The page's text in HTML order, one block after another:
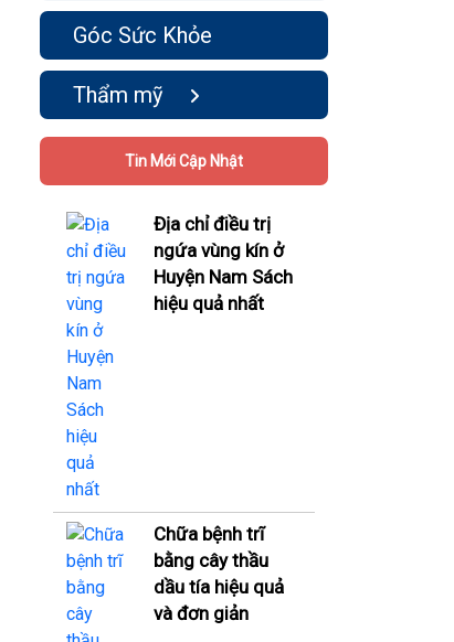
Góc Sức Khỏe
Thẩm mỹ
Tin Mới Cập Nhật
Địa chỉ điều trị
ngứa vùng kín ở
Huyện Nam Sách
hiệu quả nhất
Chữa bệnh trĩ
bằng cây thầu
dầu tía hiệu quả
và đơn giản